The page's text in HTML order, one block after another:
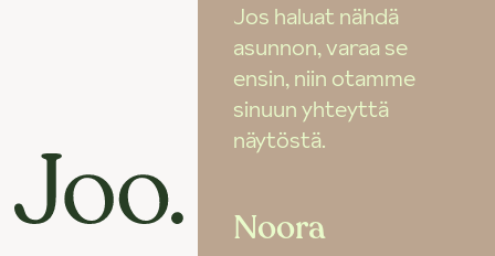
Jos haluat nähdä
asunnon, varaa se
ensin, niin otamme
sinuun yhteyttä
näytöstä.
Noora